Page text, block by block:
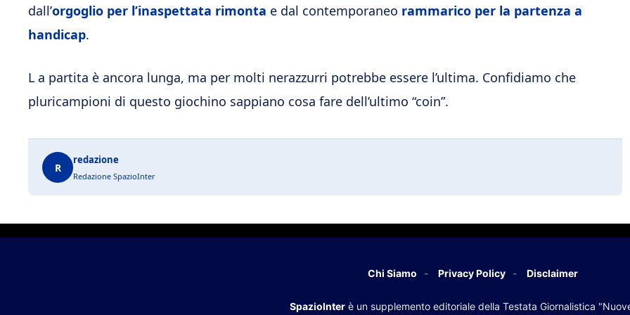
dall’orgoglio per l’inaspettata rimonta e dal contemporaneo rammarico per la partenza a
handicap.
L a partita è ancora lunga, ma per molti nerazzurri potrebbe essere l’ultima. Confidiamo che
pluricampioni di questo giochino sappiano cosa fare dell’ultimo “coin”.
R
redazione
Redazione SpazioInter
Chi Siamo Privacy Policy Disclaimer
SpazioInterè un supplemento editoriale della Testata Giornalistica